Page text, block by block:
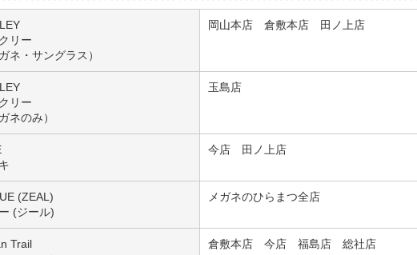
リー
ネ・サングラス）
岡山本店 倉敷本店 田ノ上店
リー
ネのみ）
玉島店
今店 田ノ上店
(ZEAL)
(ジール)
メガネのひらまつ全店
Trail
倉敷本店 今店 福島店 総社店